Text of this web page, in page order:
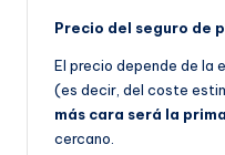
Precio del seguro de
El precio depende de la
(es decir, del coste
más cara será la
cercano.